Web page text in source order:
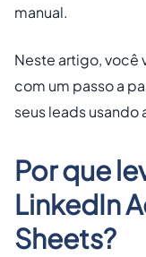
manual.
Neste artigo, você
com um passo a
seus leads usando
Por que
LinkedIn
Sheets?